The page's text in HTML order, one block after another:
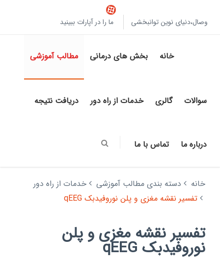
وصال،دنیای نوین توانبخشی ما را در آپارات ببینید
خانه بخش های درمانی مطالب آموزشی
سوالات گالری خدمات از راه دور دریافت نتیجه
درباره ما تماس با ما
خانه دسته بندی مطالب آموزشی
خدمات از راه دور
تفسیر نقشه مغزی و پلن نوروفیدبک qEEG
تفسیر نقشه مغزی و پلن
نوروفیدبک qEEG